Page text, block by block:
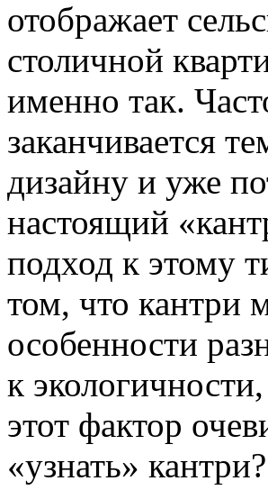
отображает
столичной
именно так.
заканчивается
дизайну и уже
настоящий
подход к этому
том, что кантри
особенности
к
этот фактор
«узнать» кантри?